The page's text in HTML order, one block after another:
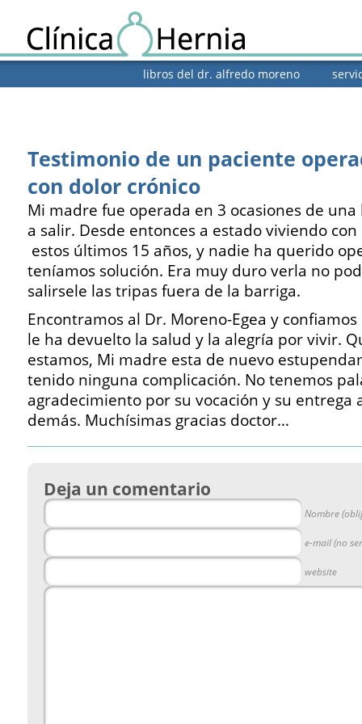
libros del dr. alfredo moreno
Testimonio de un paciente
con dolor crónico
Mi madre fue operada en 3 ocasiones de
a salir. Desde entonces a estado viviendo
estos últimos 15 años, y nadie ha querido
teníamos solución. Era muy duro verla no
salirsele las tripas fuera de la barriga.
Encontramos al Dr. Moreno-Egea y
le ha devuelto la salud y la alegría por vivir.
estamos, Mi madre esta de nuevo
tenido ninguna complicación. No tenemos
agradecimiento por su vocación y su entrega
demás. Muchísimas gracias doctor…
Deja un comentario
Nombre
e-mail (no
website